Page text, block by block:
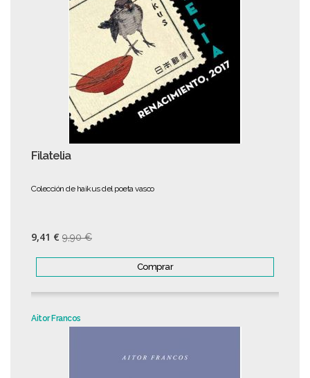
Filatelia
Colección de haikus del poeta vasco
9,41 € 9,90 €
Comprar
Aitor Francos